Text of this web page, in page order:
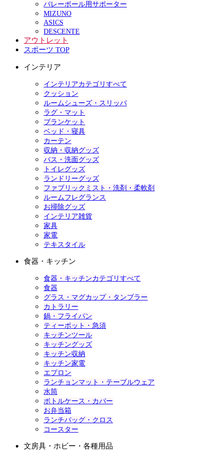
バレーボール用サポーター
MIZUNO
ASICS
DESCENTE
アウトレット
スポーツ TOP
インテリア
インテリアカテゴリすべて
クッション
ルームシューズ・スリッパ
ラグ・マット
ブランケット
ベッド・寝具
カーテン
収納・収納グッズ
バス・洗面グッズ
トイレグッズ
ランドリーグッズ
ファブリックミスト・洗剤・柔軟剤
ルームフレグランス
お掃除グッズ
インテリア雑貨
家具
家電
テキスタイル
食器・キッチン
食器・キッチンカテゴリすべて
食器
グラス・マグカップ・タンブラー
カトラリー
鍋・フライパン
ティーポット・急須
キッチンツール
キッチングッズ
キッチン収納
キッチン家電
エプロン
ランチョンマット・テーブルウェア
水筒
ボトルケース・カバー
お弁当箱
ランチバッグ・クロス
コースター
文房具・ホビー・各種用品